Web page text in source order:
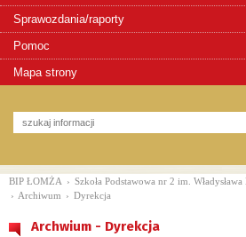
Sprawozdania/raporty
Pomoc
Mapa strony
BIP ŁOMŻA › Szkoła Podstawowa nr 2 im.
› Archiwum › Dyrekcja
Archwium - Dyrekcja